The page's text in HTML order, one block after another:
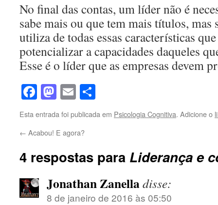
No final das contas, um líder não é
sabe mais ou que tem mais títulos, mas
utiliza de todas essas características
potencializar a capacidades daqueles
Esse é o líder que as empresas devem
Facebook
Mastodon
Email
Esta entrada foi publicada em Psicologia Cognitiva. Adicione o
← Acabou! E agora?
4 respostas para Liderança e
Jonathan Zanelladisse:
8 de janeiro de 2016 às 05:50